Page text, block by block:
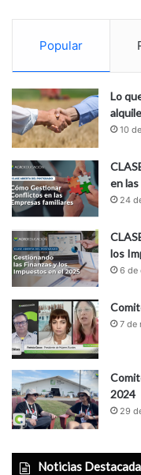
Popular
Lo
10
en las
24
los
6 de
7 de
2024
29
Noticias